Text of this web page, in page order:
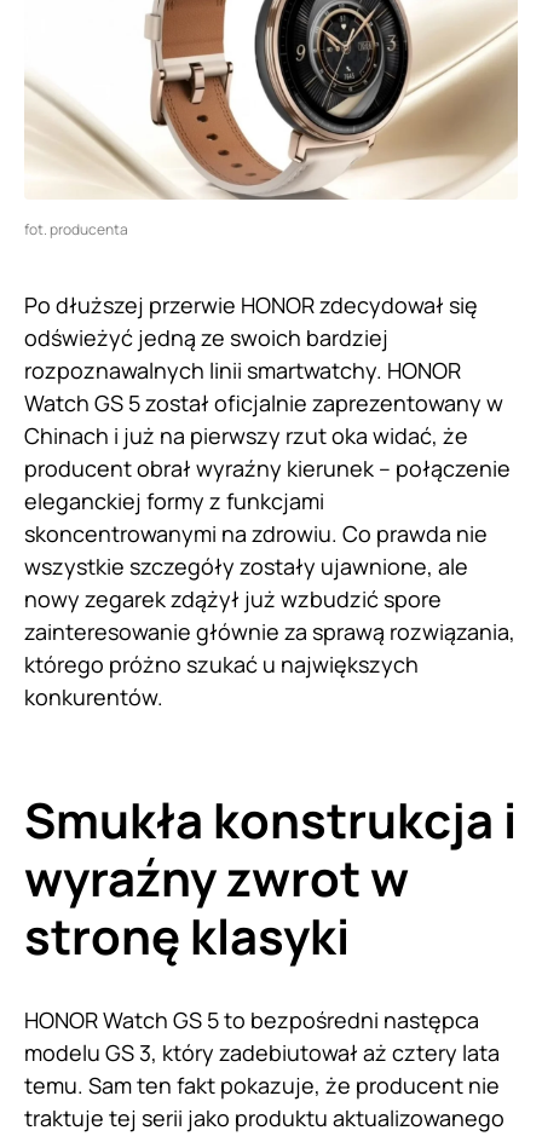
fot. producenta
Po dłuższej przerwie HONOR zdecydował się
odświeżyć jedną ze swoich bardziej
rozpoznawalnych linii smartwatchy. HONOR
Watch GS 5 został oficjalnie zaprezentowany w
Chinach i już na pierwszy rzut oka widać, że
producent obrał wyraźny kierunek – połączenie
eleganckiej formy z funkcjami
skoncentrowanymi na zdrowiu. Co prawda nie
wszystkie szczegóły zostały ujawnione, ale
nowy zegarek zdążył już wzbudzić spore
zainteresowanie głównie za sprawą rozwiązania,
którego próżno szukać u największych
konkurentów.
Smukła konstrukcja i
wyraźny zwrot w
stronę klasyki
HONOR Watch GS 5 to bezpośredni następca
modelu GS 3, który zadebiutował aż cztery lata
temu. Sam ten fakt pokazuje, że producent nie
traktuje tej serii jako produktu aktualizowanego